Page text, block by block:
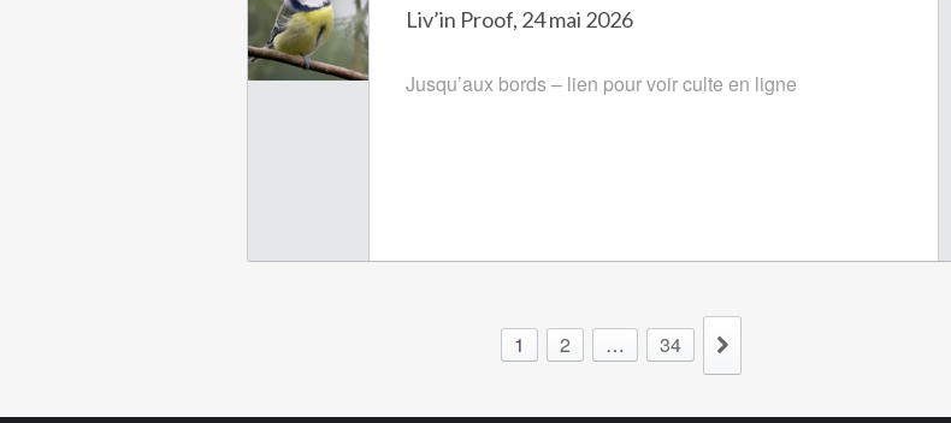
Liv’in Proof, 24 mai 2026
Jusqu’aux bords – lien pour voir culte en ligne
1 2 … 34